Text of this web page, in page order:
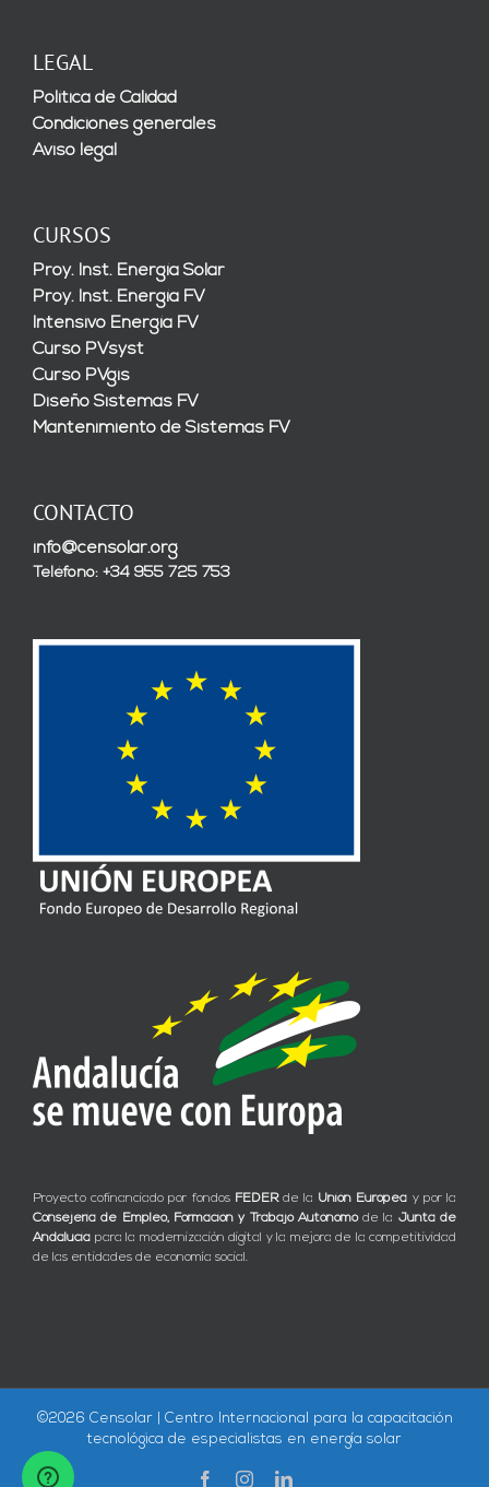
LEGAL
Política de Calidad
Condiciones generales
Aviso legal
CURSOS
Proy. Inst. Energía Solar
Proy. Inst. Energía FV
Intensivo Energía FV
Curso PVsyst
Curso PVgis
Diseño Sistemas FV
Mantenimiento de Sistemas FV
CONTACTO
info@censolar.org
Teléfono: +34 955 725 753
Proyecto cofinanciado por fondos FEDERde la Unión Europea y por la
Consejería de Empleo, Formación y Trabajo Autónomode la Junta de
Andalucía para la modernización digital y la mejora de la competitividad
de las entidades de economía social.
©2026 Censolar | Centro Internacional para la capacitación
tecnológica de especialistas en energía solar
FacebookInstagramLinkedIn